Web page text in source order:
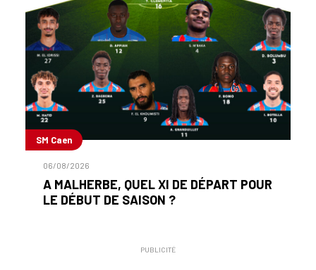
SM Caen
06/08/2026
A MALHERBE, QUEL XI DE DÉPART POUR
LE DÉBUT DE SAISON ?
PUBLICITÉ